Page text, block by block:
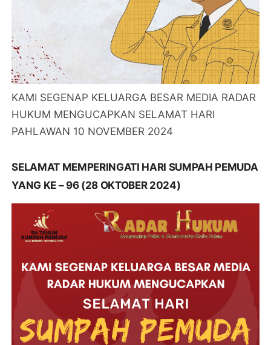
KAMI SEGENAP KELUARGA BESAR MEDIA RADAR
HUKUM MENGUCAPKAN SELAMAT HARI
PAHLAWAN 10 NOVEMBER 2024
SELAMAT MEMPERINGATI HARI SUMPAH PEMUDA
YANG KE – 96 (28 OKTOBER 2024)